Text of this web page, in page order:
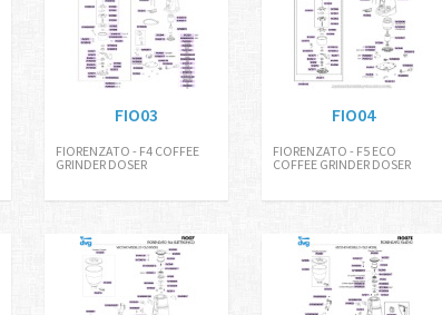
FIO03
FIORENZATO - F4 COFFEE
GRINDER DOSER
FIO04
FIORENZATO - F5 ECO
COFFEE GRINDER DOSER